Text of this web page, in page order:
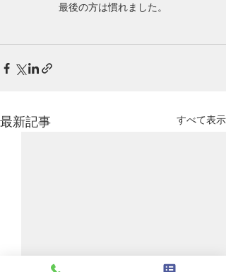
最後の方は慣れました。
最新記事 すべて表示